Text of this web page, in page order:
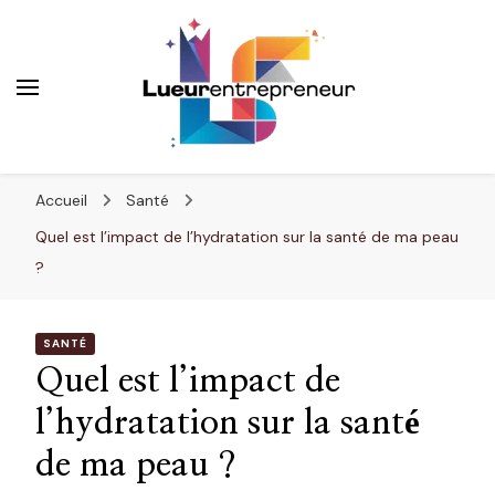
Accueil
Santé
Quel est l’impact de l’hydratation sur la santé de ma peau
?
SANTÉ
Quel est l’impact de
l’hydratation sur la santé
de ma peau ?